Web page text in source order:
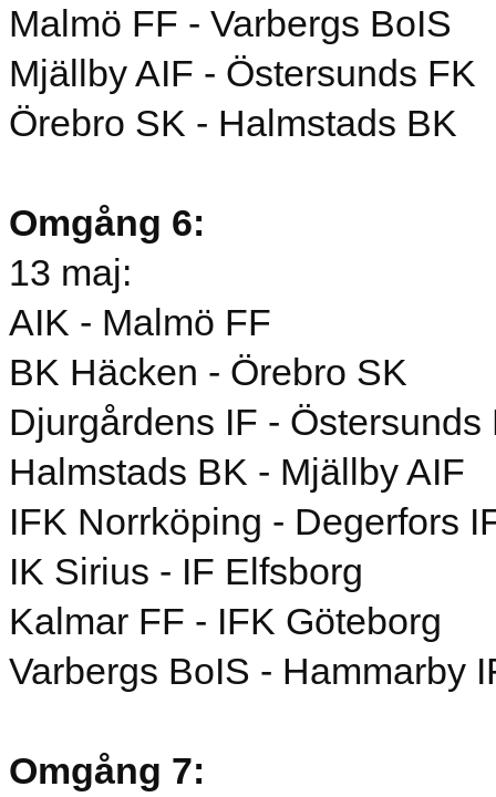
Malmö FF - Varbergs BoIS
Mjällby AIF - Östersunds FK
Örebro SK - Halmstads BK
Omgång 6:
13 maj:
AIK - Malmö FF
BK Häcken - Örebro SK
Djurgårdens IF - Östersunds
Halmstads BK - Mjällby AIF
IFK Norrköping - Degerfors
IK Sirius - IF Elfsborg
Kalmar FF - IFK Göteborg
Varbergs BoIS - Hammarby
Omgång 7: